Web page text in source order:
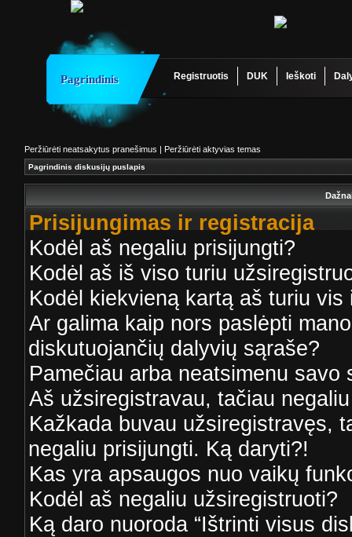
Pagrindinis Registruotis DUK Ieškoti
Peržiūrėti neatsakytus pranešimus | Peržiūrėti aktyvias temas
Pagrindinis diskusijų puslapis
Prisijungimas ir registracija
Kodėl aš negaliu prisijungti?
Kodėl aš iš viso turiu
Kodėl kiekvieną kartą aš turiu
Ar galima kaip nors paslėpti
diskutuojančių dalyvių sąraše?
Pamečiau arba neatsimenu savo
Aš užsiregistravau, tačiau
Kažkada buvau užsiregistravęs,
negaliu prisijungti. Ką daryti?!
Kas yra apsaugos nuo vaikų
Kodėl aš negaliu užsiregistruoti?
Ką daro nuoroda “Ištrinti visus